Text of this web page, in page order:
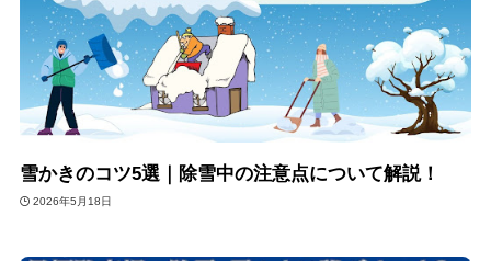
雪かきのコツ5選｜除雪中の注意点について解説！
2026年5月18日